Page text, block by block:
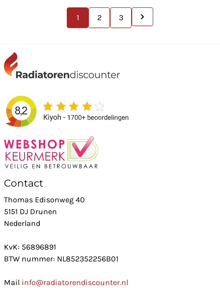
1 2 3
Contact
Thomas Edisonweg 40
5151 DJ Drunen
Nederland
KvK: 56896891
BTW nummer: NL852352256B01
Mail info@radiatorendiscounter.nl